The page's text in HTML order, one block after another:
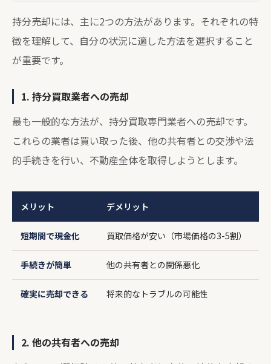
持分売却には、主に2つの方法があります。それぞれの特
徴を理解して、自分の状況に適した方法を選択すること
が重要です。
1. 持分買取業者への売却
最も一般的な方法が、持分買取専門業者への売却です。
これらの業者は買い取った後、他の共有者との交渉や法
的手続きを行い、不動産全体を取得しようとします。
メリット デメリット
短期間で現金化 買取価格が安い（市場価格の3-5割）
手続きが簡単 他の共有者との関係悪化
確実に売却できる 将来的なトラブルの可能性
2. 他の共有者への売却